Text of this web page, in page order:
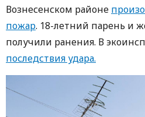
Вознесенском районе
пожар. 18-летний парень и
получили ранения. В
последствия удара.